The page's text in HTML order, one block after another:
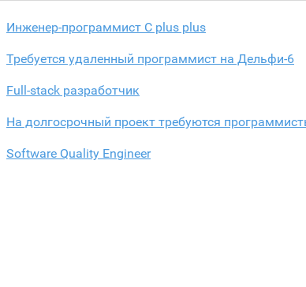
Инженер-программист C plus plus
Требуется удаленный программист на Дельфи-6
Full-stack разработчик
На долгосрочный проект требуются
Software Quality Engineer